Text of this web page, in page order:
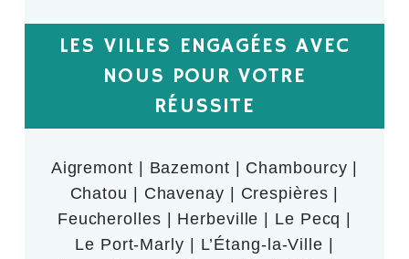
LES VILLES ENGAGÉES AVEC
NOUS POUR VOTRE
RÉUSSITE
Aigremont | Bazemont | Chambourcy |
Chatou | Chavenay | Crespières |
Feucherolles | Herbeville | Le Pecq |
Le Port-Marly | L’Étang-la-Ville |